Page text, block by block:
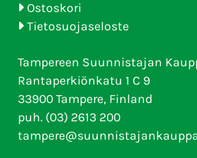
Ostoskori
Tietosuojaseloste
Tampereen Suunnistajan
Rantaperkiönkatu 1 C 9
33900 Tampere, Finland
puh. (03) 2613 200